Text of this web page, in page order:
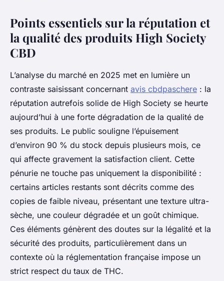
Points essentiels sur la réputation et
la qualité des produits High Society
CBD
L’analyse du marché en 2025 met en lumière un
contraste saisissant concernant avis cbdpaschere : la
réputation autrefois solide de High Society se heurte
aujourd’hui à une forte dégradation de la qualité de
ses produits. Le public souligne l’épuisement
d’environ 90 % du stock depuis plusieurs mois, ce
qui affecte gravement la satisfaction client. Cette
pénurie ne touche pas uniquement la disponibilité :
certains articles restants sont décrits comme des
copies de faible niveau, présentant une texture ultra-
sèche, une couleur dégradée et un goût chimique.
Ces éléments génèrent des doutes sur la légalité et la
sécurité des produits, particulièrement dans un
contexte où la réglementation française impose un
strict respect du taux de THC.